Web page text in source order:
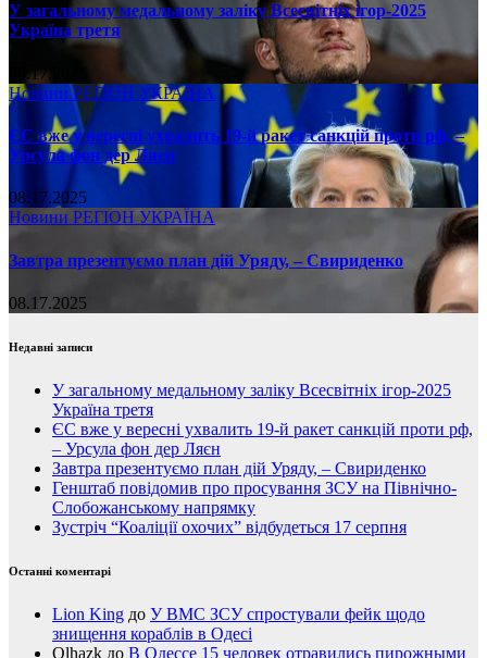
У загальному медальному заліку Всесвітніх ігор-2025
Україна третя
08.17.2025
НовиниРЕГІОН УКРАЇНА
ЄС вже у вересні ухвалить 19-й ракет санкцій проти рф, –
Урсула фон дер Ляєн
08.17.2025
Новини РЕГІОН УКРАЇНА
Завтра презентуємо план дій Уряду, – Свириденко
08.17.2025
Недавні записи
У загальному медальному заліку Всесвітніх ігор-2025
Україна третя
ЄС вже у вересні ухвалить 19-й ракет санкцій проти рф,
– Урсула фон дер Ляєн
Завтра презентуємо план дій Уряду, – Свириденко
Генштаб повідомив про просування ЗСУ на Північно-
Слобожанському напрямку
Зустріч “Коаліції охочих” відбудеться 17 серпня
Останні коментарі
Lion King до У ВМС ЗСУ спростували фейк щодо
знищення кораблів в Одесі
Olhazk до В Одессе 15 человек отравились пирожными